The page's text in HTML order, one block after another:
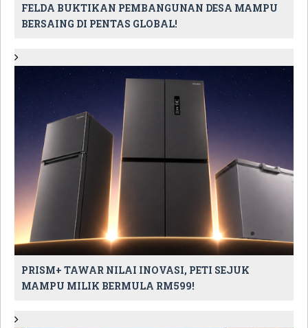
FELDA BUKTIKAN PEMBANGUNAN DESA MAMPU
BERSAING DI PENTAS GLOBAL!
PRISM+ TAWAR NILAI INOVASI, PETI SEJUK
MAMPU MILIK BERMULA RM599!